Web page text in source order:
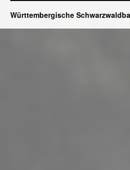
Württembergische